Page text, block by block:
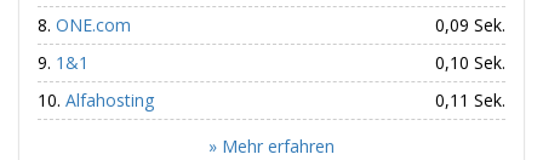
ONE.com
0,09 Sek.
1&1
0,10 Sek.
Alfahosting
0,11 Sek.
» Mehr erfahren